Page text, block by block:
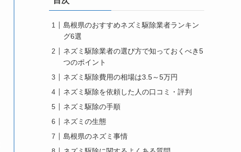
島根県のおすすめネズミ駆除業者ランキン
グ6選
ネズミ駆除業者の選び方で知っておくべき5
つのポイント
ネズミ駆除費用の相場は3.5～5万円
ネズミ駆除を依頼した人の口コミ・評判
ネズミ駆除の手順
ネズミの生態
島根県のネズミ事情